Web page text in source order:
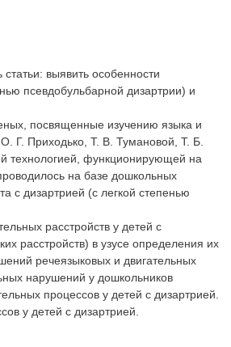
выявить особенности
псевдобульбарной дизартрии) и
посвященные изучению языка и
Г. Приходько, Т. В. Тумановой, Т. Б.
технологией, функционирующей на
на базе дошкольных
с дизартрией (с легкой степенью
расстройств у детей с
расстройств) в узусе определения их
речеязыковых и двигательных
нарушений у дошкольников
процессов у детей с дизартрией.
у детей с дизартрией.